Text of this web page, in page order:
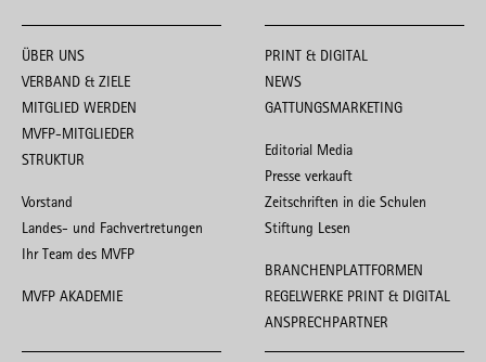
ÜBER UNS
VERBAND & ZIELE
MITGLIED WERDEN
MVFP-MITGLIEDER
STRUKTUR
Vorstand
Landes- und Fachvertretungen
Ihr Team des MVFP
MVFP AKADEMIE
PRINT & DIGITAL
NEWS
GATTUNGSMARKETING
Editorial Media
Presse verkauft
Zeitschriften in die Schulen
Stiftung Lesen
BRANCHENPLATTFORMEN
REGELWERKE PRINT & DIGITAL
ANSPRECHPARTNER